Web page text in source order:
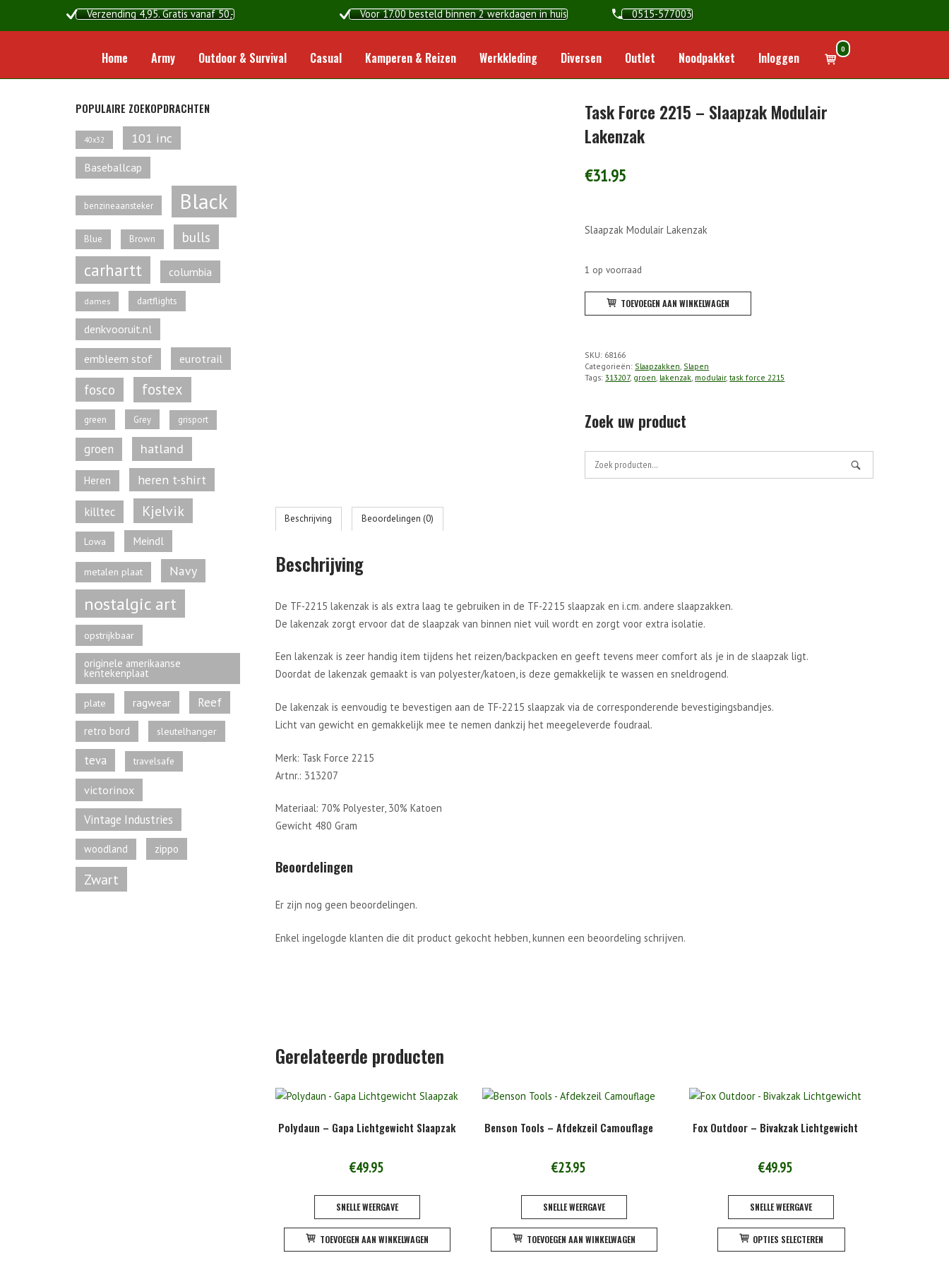
Verzending 4,95. Gratis vanaf 50,- Voor 17.00 besteld binnen 2 werkdagen in huis 0515-577003
Home
Home Army Outdoor & Survival Casual Kamperen & Reizen Werkkleding Diversen Outlet Noodpakket Inloggen
Winkelwagen
0
Task Force 2215 – Slaapzak Modulair
Lakenzak
€31.95
Slaapzak Modulair Lakenzak
1 op voorraad
Force
Slaapzak
Modulair
aantal
TOEVOEGEN AAN WINKELWAGEN
SKU: 68166
Categorieën: Slaapzakken Slapen
Tags:313207, groen lakenzak modulair,task force 2215
Zoek uw product
Zoek
naar:
Beschrijving Beoordelingen (0)
Beschrijving
De TF-2215 lakenzak is als extra laag te gebruiken in de TF-2215 slaapzak en i.cm. andere slaapzakken.
De lakenzak zorgt ervoor dat de slaapzak van binnen niet vuil wordt en zorgt voor extra isolatie.
Een lakenzak is zeer handig item tijdens het reizen/backpacken en geeft tevens meer comfort als je in de slaapzak ligt.
Doordat de lakenzak gemaakt is van polyester/katoen, is deze gemakkelijk te wassen en sneldrogend.
De lakenzak is eenvoudig te bevestigen aan de TF-2215 slaapzak via de corresponderende bevestigingsbandjes.
Licht van gewicht en gemakkelijk mee te nemen dankzij het meegeleverde foudraal.
Merk: Task Force 2215
Artnr.: 313207
Materiaal: 70% Polyester, 30% Katoen
Gewicht 480 Gram
Beoordelingen
Er zijn nog geen beoordelingen.
Enkel ingelogde klanten die dit product gekocht hebben, kunnen een beoordeling schrijven.
Gerelateerde producten
Polydaun – Gapa Lichtgewicht Slaapzak
€49.95
SNELLE WEERGAVE
TOEVOEGEN AAN WINKELWAGEN
Benson Tools – Afdekzeil Camouflage
€23.95
SNELLE WEERGAVE
TOEVOEGEN AAN WINKELWAGEN
Fox Outdoor – Bivakzak Lichtgewicht
€49.95
SNELLE WEERGAVE
OPTIES SELECTEREN
POPULAIRE ZOEKOPDRACHTEN
40x32 101 inc
Baseballcap
benzineaansteker Black
Blue Brown bulls
carhartt columbia
dames dartflights
denkvooruit.nl
embleem stof eurotrail
fosco fostex
green Grey grisport
groen hatland
Heren heren t-shirt
killtec Kjelvik
Lowa Meindl
metalen plaat Navy
nostalgic art
opstrijkbaar
originele amerikaanse
kentekenplaat
plate ragwear Reef
retro bord sleutelhanger
teva travelsafe
victorinox
Vintage Industries
woodland zippo
Zwart